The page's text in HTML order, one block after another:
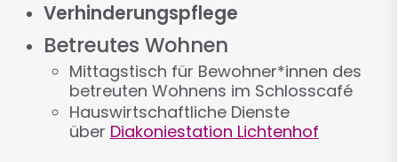
Verhinderungspflege
Betreutes Wohnen
Mittagstisch für Bewohner*innen des
betreuten Wohnens im Schlosscafé
Hauswirtschaftliche Dienste
über Diakoniestation Lichtenhof